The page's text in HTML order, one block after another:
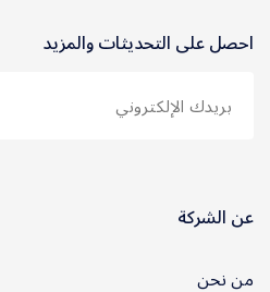
احصل على التحديثات والمزيد
عن الشركة
من نحن